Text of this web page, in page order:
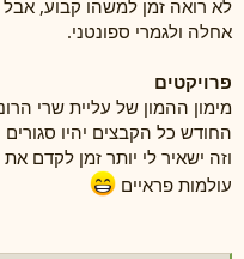
לא רואה זמן למשהו קבוע,
אחלה ולגמרי ספונטני.
פרויקטים
מימון ההמון של עליית שרי
החודש כל הקבצים יהיו
וזה ישאיר לי יותר זמן לקדם
עולמות פראיים